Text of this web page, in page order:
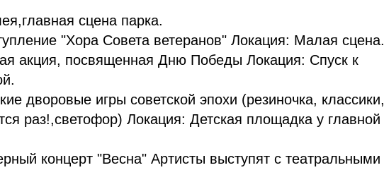
сцена парка.
"Хора Совета ветеранов" Локация: Малая сцена.
акция, посвященная Дню Победы Локация: Спуск к
дворовые игры советской эпохи (резиночка, классики,
раз!,светофор) Локация: Детская площадка у главной
концерт "Весна" Артисты выступят с театральными